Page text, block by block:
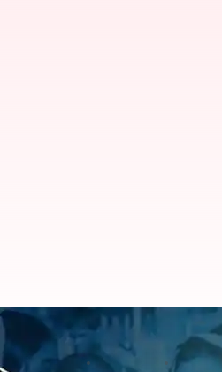
Assembly
వ్రాసిన వారు Feb 27, 2023 09:43 am